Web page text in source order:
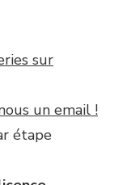
sur
un email !
étape